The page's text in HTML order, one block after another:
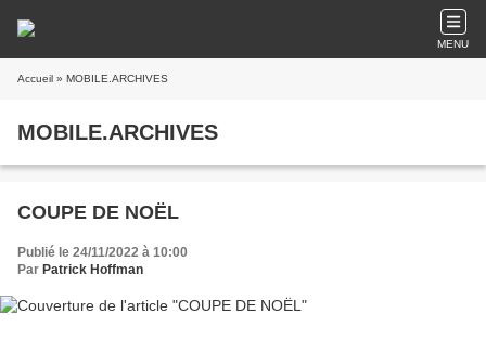
MENU
Accueil » MOBILE.ARCHIVES
MOBILE.ARCHIVES
COUPE DE NOËL
Publié le 24/11/2022 à 10:00
Par Patrick Hoffman